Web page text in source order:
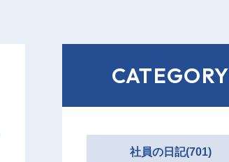
CATEGORY
社員の日記(701)